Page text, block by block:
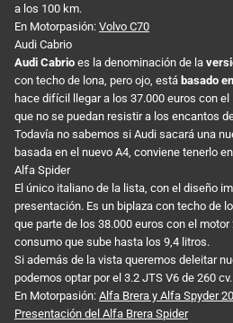
a los 100 km.
En Motorpasión: Volvo C70
Audi Cabrio
Audi Cabrio es la denominación de la
con techo de lona, pero ojo, está basado
hace difícil llegar a los 37.000 euros con el
que no se puedan resistir a los encantos
Todavía no sabemos si Audi sacará una
basada en el nuevo A4, conviene tenerlo
Alfa Spider
El único italiano de la lista, con el diseño
presentación. Es un biplaza con techo de
que parte de los 38.000 euros con el motor
consumo que sube hasta los 9,4 litros.
Si además de la vista queremos deleitar
podemos optar por el 3.2 JTS V6 de 260 cv.
En Motorpasión: Alfa Brera y Alfa Spyder
Presentación del Alfa Brera Spider